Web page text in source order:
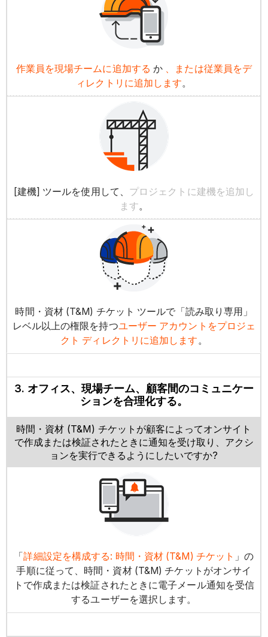
作業員を現場チームに追加する か 、または従業員をデ
ィレクトリに追加します。
[建機] ツールを使用して、 プロジェクトに建機を追加し
ます。
時間・資材 (T&M) チケット ツールで「読み取り専用」
レベル以上の権限を持つユーザー アカウントをプロジェ
クト ディレクトリに追加します。
3. オフィス、現場チーム、顧客間のコミュニケー
ションを合理化する。
時間・資材 (T&M) チケットが顧客によってオンサイト
で作成または検証されたときに通知を受け取り、アクシ
ョンを実行できるようにしたいですか?
「詳細設定を構成する: 時間・資材 (T&M) チケット 」の
手順に従って、時間・資材 (T&M) チケットがオンサイ
トで作成または検証されたときに電子メール通知を受信
するユーザーを選択します。